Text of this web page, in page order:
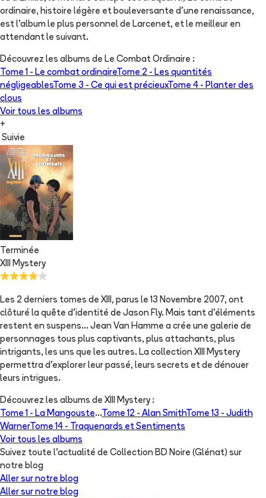
ordinaire, histoire légère et bouleversante d'une renaissance,
est l'album le plus personnel de Larcenet, et le meilleur en
attendant le suivant.
Découvrez les albums de Le Combat Ordinaire :
Tome 1 - Le combat ordinaireTome 2 - Les quantités
négligeablesTome 3 - Ce qui est précieuxTome 4 - Planter des
clous
Voir tous les albums
+
Suivie
Terminée
XIII Mystery
Les 2 derniers tomes de XIII, parus le 13 Novembre 2007, ont
clôturé la quête d'identité de Jason Fly. Mais tant d'éléments
restent en suspens... Jean Van Hamme a crée une galerie de
personnages tous plus captivants, plus attachants, plus
intrigants, les uns que les autres. La collection XIII Mystery
permettra d'explorer leur passé, leurs secrets et de dénouer
leurs intrigues.
Découvrez les albums de XIII Mystery :
Tome 1 - La Mangouste...Tome 12 - Alan SmithTome 13 - Judith
WarnerTome 14 - Traquenards et Sentiments
Voir tous les albums
Suivez toute l'actualité de Collection BD Noire (Glénat) sur
notre blog
Aller sur notre blog
Aller sur notre blog